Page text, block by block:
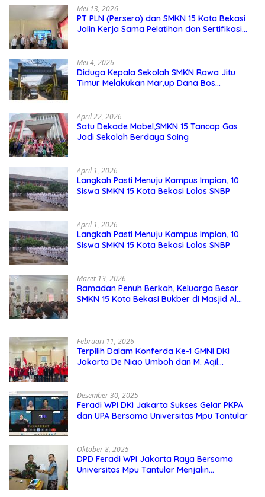
Mei 13, 2026
PT PLN (Persero) dan SMKN 15 Kota Bekasi
Jalin Kerja Sama Pelatihan dan Sertifikasi
Mei 4, 2026
Diduga Kepala Sekolah SMKN Rawa Jitu
Timur Melakukan Mar,up Dana Bos
April 22, 2026
Satu Dekade Mabel,SMKN 15 Tancap Gas
Jadi Sekolah Berdaya Saing
April 1, 2026
Langkah Pasti Menuju Kampus Impian, 10
Siswa SMKN 15 Kota Bekasi Lolos SNBP
April 1, 2026
Langkah Pasti Menuju Kampus Impian, 10
Siswa SMKN 15 Kota Bekasi Lolos SNBP
Maret 13, 2026
Ramadan Penuh Berkah, Keluarga Besar
SMKN 15 Kota Bekasi Bukber di Masjid Al
Februari 11, 2026
Terpilih Dalam Konferda Ke-1 GMNI DKI
Jakarta De Niao Umboh dan M. Aqil
Desember 30, 2025
Feradi WPI DKI Jakarta Sukses Gelar PKPA
dan UPA Bersama Universitas Mpu Tantular
Oktober 8, 2025
DPD Feradi WPI Jakarta Raya Bersama
Universitas Mpu Tantular Menjalin